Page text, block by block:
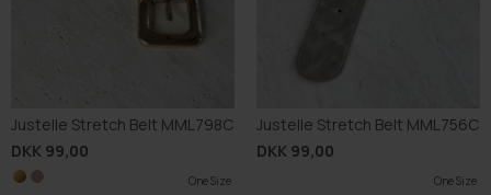
Justelle Stretch Belt MML798C
DKK 99,00
One Size
One Size
Justelle Stretch Belt MML756C
DKK 99,00
One Size